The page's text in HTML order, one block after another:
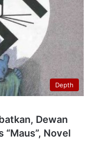
Depth
Dewan
“Maus”, Novel